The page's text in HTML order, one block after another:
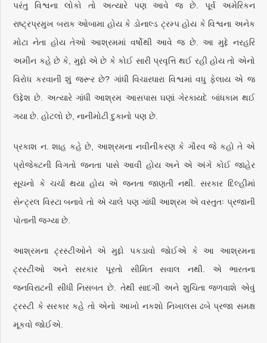
પરંતુ વિશ્વના લોકો તો અત્યારે પણ આવે જ છે. પૂર્વ અમેરિકન
રાષ્ટ્રપ્રમુખ બરાક ઓબામા હોય કે ડોનાલ્ડ ટ્રમ્પ હોય કે વિશ્વના અનેક
મોટા નેતા હોય તેઓ આશ્રમમાં વર્ષોથી આવે જ છે. આ મુદ્દે નરહરિ
અમીન કહે છે કે, મુદ્દો એ છે કે કોઈ સારી પ્રવૃત્તિ થઈ રહી હોય તો એનો
વિરોધ કરવાની શું જરૂર છે? ગાંધી વિચારધારા વિશ્વમાં વધુ ફેલાય એ જ
ઉદ્દેશ છે. અત્યારે ગાંધી આશ્રમ આસપાસ ઘણાં ગેરકાયદે બાંધકામ થઈ
ગયા છે. હોટલો છે, નાનીમોટી દુકાનો પણ છે.
પ્રકાશ ન. શાહ કહે છે, આશ્રમના નવીનીકરણ કે ગૌરવ જે કહો તે એ
પ્રોજેક્ટની વિગતો જનતા પાસે આવી હોય અને એ અંગે કોઈ જાહેર
સૂચનો કે ચર્ચા થયા હોય એ જનતા જાણતી નથી. સરકાર દિલ્હીમાં
સેન્ટ્રલ વિસ્ટા બનાવે તો એ ચાલે પણ ગાંધી આશ્રમ એ વસ્તુતઃ પ્રજાની
પોતાની જગ્યા છે.
આશ્રમના ટ્રસ્ટીઓને એ મુદ્દો પકડાવો જોઈએ કે આ આશ્રમના
ટ્રસ્ટીઓ અને સરકાર પૂરતો સીમિત સવાલ નથી. એ ભારતના
જનવિરાટની સીધી નિસબત છે. તેથી સાદગી અને શુચિતા જળવાશે એવું
ટ્રસ્ટી કે સરકાર કહે તો એનો આખો નકશો નિખાલસ ઢબે પ્રજા સમક્ષ
મૂકવો જોઈએ.